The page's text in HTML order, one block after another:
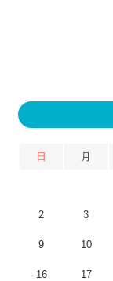
日 月
2 3
9 10
16 17